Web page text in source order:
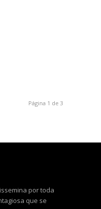
Página 1 de 3
por toda
que se